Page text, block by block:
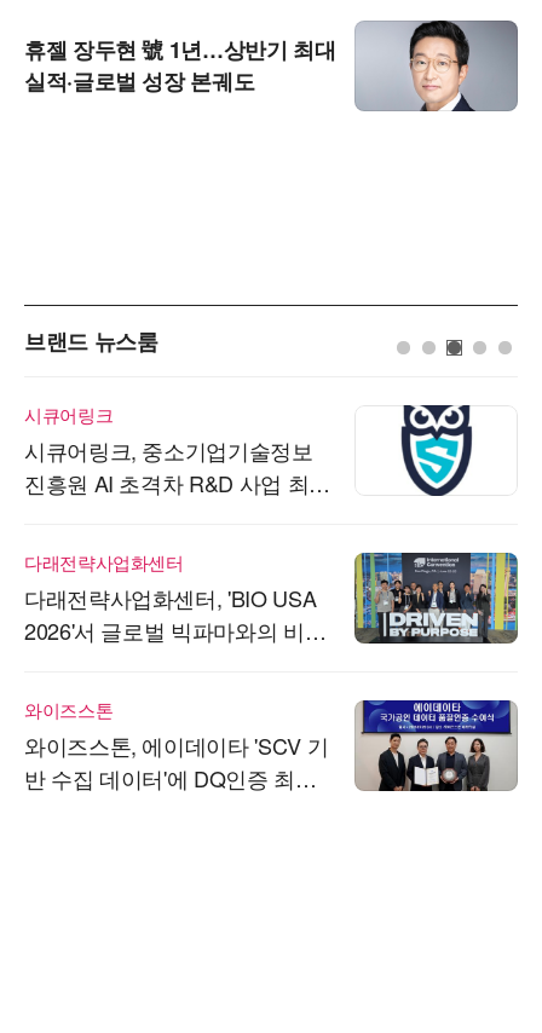
휴젤 장두현 號 1년…상반기 최대
실적·글로벌 성장 본궤도
브랜드 뉴스룸
시큐어링크
시큐어링크, 중소기업기술정보
진흥원 AI 초격차 R&D 사업 최종
다래전략사업화센터
다래전략사업화센터, 'BIO USA
2026'서 글로벌 빅파마와의 비즈
진출 교두보 확보
와이즈스톤
와이즈스톤, 에이데이타 'SCV 기
반 수집 데이터'에 DQ인증 최고